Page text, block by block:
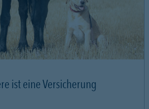
ist eine Versicherung